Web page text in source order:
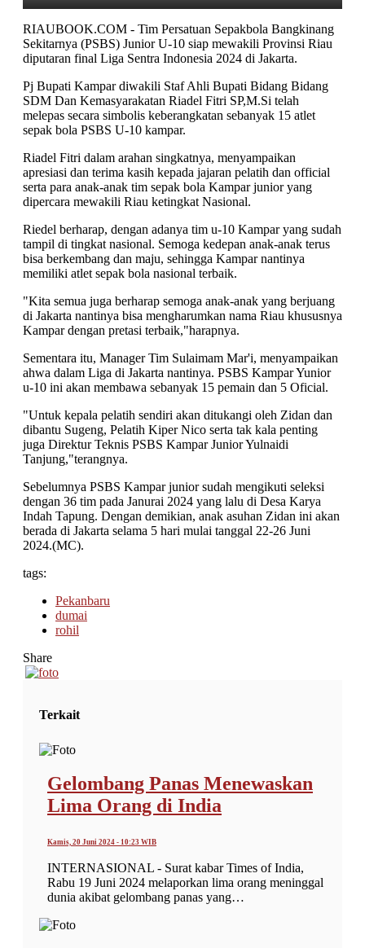
RIAUBOOK.COM - Tim Persatuan Sepakbola Bangkinang
Sekitarnya (PSBS) Junior U-10 siap mewakili Provinsi Riau
diputaran final Liga Sentra Indonesia 2024 di Jakarta.
Pj Bupati Kampar diwakili Staf Ahli Bupati Bidang Bidang
SDM Dan Kemasyarakatan Riadel Fitri SP,M.Si telah
melepas secara simbolis keberangkatan sebanyak 15 atlet
sepak bola PSBS U-10 kampar.
Riadel Fitri dalam arahan singkatnya, menyampaikan
apresiasi dan terima kasih kepada jajaran pelatih dan official
serta para anak-anak tim sepak bola Kampar junior yang
dipercara mewakili Riau ketingkat Nasional.
Riedel berharap, dengan adanya tim u-10 Kampar yang sudah
tampil di tingkat nasional. Semoga kedepan anak-anak terus
bisa berkembang dan maju, sehingga Kampar nantinya
memiliki atlet sepak bola nasional terbaik.
"Kita semua juga berharap semoga anak-anak yang berjuang
di Jakarta nantinya bisa mengharumkan nama Riau khususnya
Kampar dengan pretasi terbaik,"harapnya.
Sementara itu, Manager Tim Sulaimam Mar'i, menyampaikan
ahwa dalam Liga di Jakarta nantinya. PSBS Kampar Yunior
u-10 ini akan membawa sebanyak 15 pemain dan 5 Oficial.
"Untuk kepala pelatih sendiri akan ditukangi oleh Zidan dan
dibantu Sugeng, Pelatih Kiper Nico serta tak kala penting
juga Direktur Teknis PSBS Kampar Junior Yulnaidi
Tanjung,"terangnya.
Sebelumnya PSBS Kampar junior sudah mengikuti seleksi
dengan 36 tim pada Janurai 2024 yang lalu di Desa Karya
Indah Tapung. Dengan demikian, anak asuhan Zidan ini akan
berada di Jakarta selama 5 hari mulai tanggal 22-26 Juni
2024.(MC).
tags:
Pekanbaru
dumai
rohil
Share
Terkait
Gelombang Panas Menewaskan
Lima Orang di India
Kamis, 20 Juni 2024 - 10:23 WIB
INTERNASIONAL - Surat kabar Times of India,
Rabu 19 Juni 2024 melaporkan lima orang meninggal
dunia akibat gelombang panas yang…